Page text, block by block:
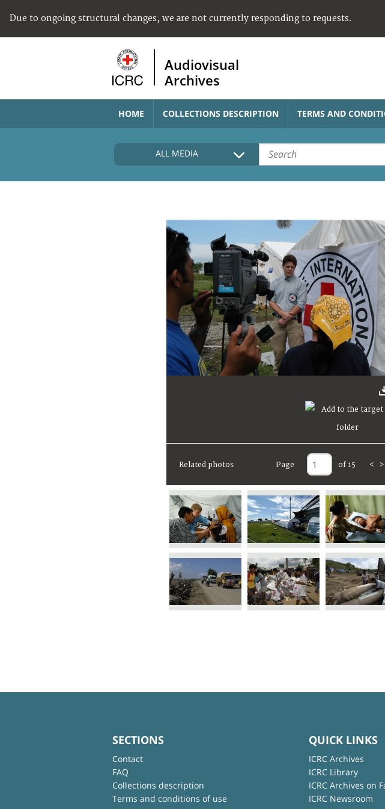
Due to ongoing structural changes, we are not currently responding to requests.
Audiovisual
Archives
HOME COLLECTIONS DESCRIPTION TERMS AND
ALL MEDIA
Related photos Page of 15 < >
SECTIONS
Contact
FAQ
Collections description
Terms and conditions of use
QUICK LINKS
ICRC Archives
ICRC Library
ICRC Archives on
ICRC Newsroom